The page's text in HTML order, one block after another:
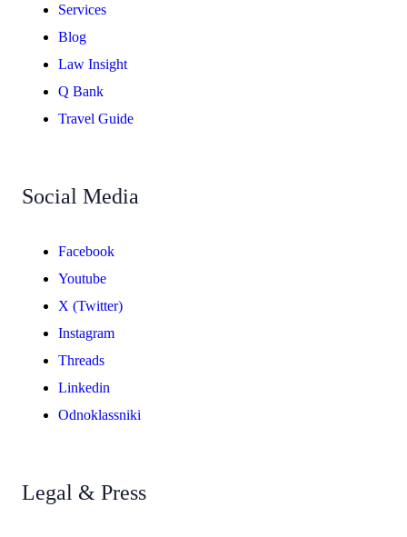
Services
Blog
Law Insight
Q Bank
Travel Guide
Social Media
Facebook
Youtube
X (Twitter)
Instagram
Threads
Linkedin
Odnoklassniki
Legal & Press